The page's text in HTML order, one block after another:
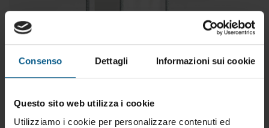
Consenso Dettagli Informazioni sui cookie
Questo sito web utilizza i cookie
Utilizziamo i cookie per personalizzare contenuti ed